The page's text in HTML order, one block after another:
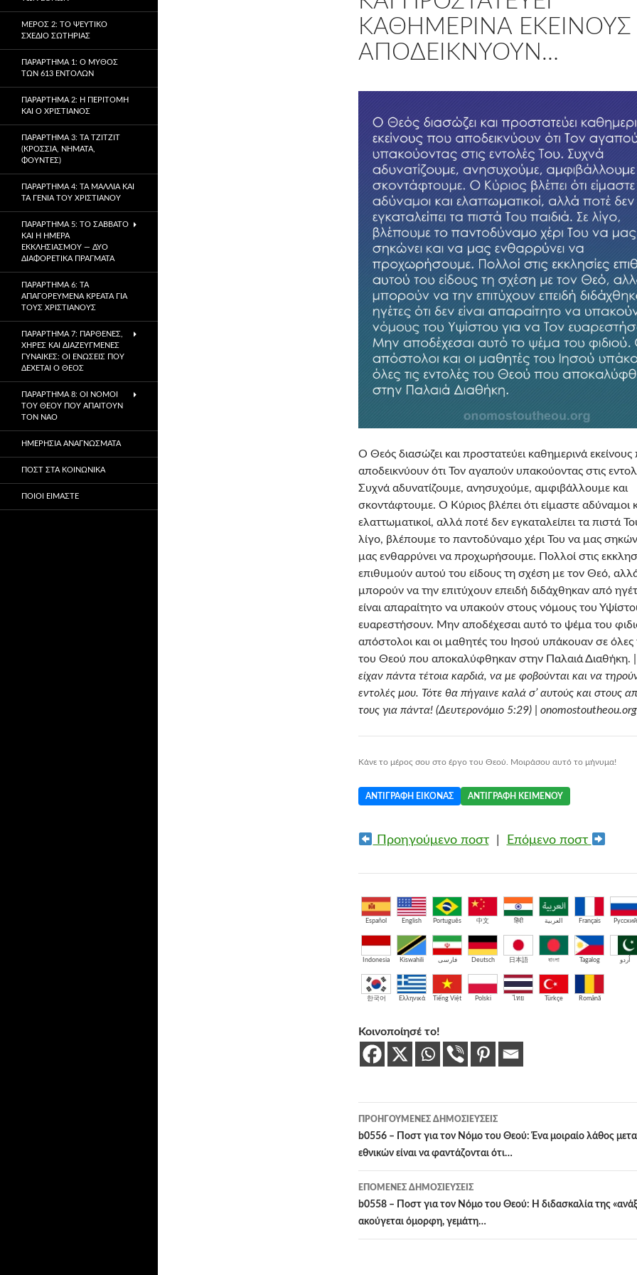
ΚΑΘΗΜΕΡΙΝΆ
ΑΠΟΔΕΙΚΝΎΟΥΝ…
Ο Θεός διασώζει και προστατεύει καθημερινά εκείνους
αποδεικνύουν ότι Τον αγαπούν υπακούοντας στις
Συχνά αδυνατίζουμε, ανησυχούμε, αμφιβάλλουμε και
σκοντάφτουμε. Ο Κύριος βλέπει ότι είμαστε αδύναμοι
ελαττωματικοί, αλλά ποτέ δεν εγκαταλείπει τα πιστά
λίγο, βλέπουμε το παντοδύναμο χέρι Του να μας
μας ενθαρρύνει να προχωρήσουμε. Πολλοί στις
επιθυμούν αυτού του είδους τη σχέση με τον Θεό,
μπορούν να την επιτύχουν επειδή διδάχθηκαν από
είναι απαραίτητο να υπακούν στους νόμους του
ευαρεστήσουν. Μην αποδέχεσαι αυτό το ψέμα του
απόστολοι και οι μαθητές του Ιησού υπάκουαν σε όλες
του Θεού που αποκαλύφθηκαν στην Παλαιά Διαθήκη.
είχαν πάντα τέτοια καρδιά, να με φοβούνται και να
εντολές μου. Τότε θα πήγαινε καλά σ’ αυτούς και στους
τους για πάντα! (Δευτερονόμιο 5:29) | onomostoutheou.org
Κάνε το μέρος σου στο έργο του Θεού. Μοιράσου αυτό το μήνυμα!
ΑΝΤΙΓΡΑΦΉ ΕΙΚΌΝΑΣ ΑΝΤΙΓΡΑΦΉ ΚΕΙΜΈΝΟΥ
Προηγούμενο ποστ| Επόμενο ποστ
Español English Português 中文 हिंदी العربية Français Русский
Indonesia Kiswahili فارسی Deutsch 日本語 বাংলা Tagalog اُردو
한국어 Ελληνικά Tiếng Việt Polski ไทย Türkçe Română
Κοινοποίησέ το!
Πλοήγηση
άρθρων
ΠΡΟΗΓΟΎΜΕΝΕΣ ΔΗΜΟΣΙΕΎΣΕΙΣ
b0556 – Ποστ για τον Νόμο του Θεού: Ένα μοιραίο λάθος
εθνικών είναι να φαντάζονται ότι…
ΕΠΌΜΕΝΕΣ ΔΗΜΟΣΙΕΎΣΕΙΣ
b0558 – Ποστ για τον Νόμο του Θεού: Η διδασκαλία της
ακούγεται όμορφη, γεμάτη…
ΜΈΡΟΣ 2: ΤΟ ΨΕΎΤΙΚΟ
ΣΧΈΔΙΟ ΣΩΤΗΡΊΑΣ
ΠΑΡΆΡΤΗΜΑ 1: Ο ΜΎΘΟΣ
ΤΩΝ 613 ΕΝΤΟΛΏΝ
ΠΑΡΆΡΤΗΜΑ 2: Η ΠΕΡΙΤΟΜΉ
ΚΑΙ Ο ΧΡΙΣΤΙΑΝΌΣ
ΠΑΡΆΡΤΗΜΑ 3: ΤΑ TZITZIT
(ΚΡΌΣΣΙΑ, ΝΉΜΑΤΑ,
ΦΟΎΝΤΕΣ)
ΠΑΡΆΡΤΗΜΑ 4: ΤΑ ΜΑΛΛΙΆ ΚΑΙ
ΤΑ ΓΈΝΙΑ ΤΟΥ ΧΡΙΣΤΙΑΝΟΎ
ΠΑΡΆΡΤΗΜΑ 5: ΤΟ ΣΆΒΒΑΤΟ
ΚΑΙ Η ΗΜΈΡΑ
ΕΚΚΛΗΣΙΑΣΜΟΎ — ΔΎΟ
ΔΙΑΦΟΡΕΤΙΚΆ ΠΡΆΓΜΑΤΑ
ΠΑΡΆΡΤΗΜΑ 6: ΤΑ
ΑΠΑΓΟΡΕΥΜΈΝΑ ΚΡΈΑΤΑ ΓΙΑ
ΤΟΥΣ ΧΡΙΣΤΙΑΝΟΎΣ
ΠΑΡΆΡΤΗΜΑ 7: ΠΑΡΘΈΝΕΣ,
ΧΉΡΕΣ ΚΑΙ ΔΙΑΖΕΥΓΜΈΝΕΣ
ΓΥΝΑΊΚΕΣ: ΟΙ ΕΝΏΣΕΙΣ ΠΟΥ
ΔΈΧΕΤΑΙ Ο ΘΕΌΣ
ΠΑΡΆΡΤΗΜΑ 8: ΟΙ ΝΌΜΟΙ
ΤΟΥ ΘΕΟΎ ΠΟΥ ΑΠΑΙΤΟΎΝ
ΤΟΝ ΝΑΌ
ΗΜΕΡΉΣΙΑ ΑΝΑΓΝΏΣΜΑΤΑ
ΠΟΣΤ ΣΤΑ ΚΟΙΝΩΝΙΚΆ
ΠΟΙΟΙ ΕΊΜΑΣΤΕ